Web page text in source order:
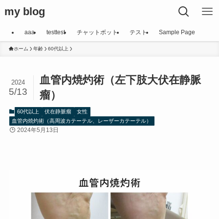
my blog
aaa testtest チャットボット テスト Sample Page
ホーム 年齢 60代以上
血管内焼灼術（左下肢大伏在静脈
瘤）
2024
5/13
60代以上 伏在静脈瘤
女性
血管内焼灼術（高周波カテーテル、レーザーカテーテル）
2024年5月13日